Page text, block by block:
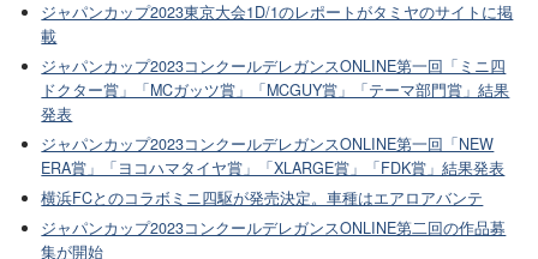
ジャパンカップ2023東京大会1D/1のレポートがタミヤのサイトに掲
載
ジャパンカップ2023コンクールデレガンスONLINE第一回「ミニ四
ドクター賞」「MCガッツ賞」「MCGUY賞」「テーマ部門賞」結果
発表
ジャパンカップ2023コンクールデレガンスONLINE第一回「NEW
ERA賞」「ヨコハマタイヤ賞」「XLARGE賞」「FDK賞」結果発表
横浜FCとのコラボミニ四駆が発売決定。車種はエアロアバンテ
ジャパンカップ2023コンクールデレガンスONLINE第二回の作品募
集が開始